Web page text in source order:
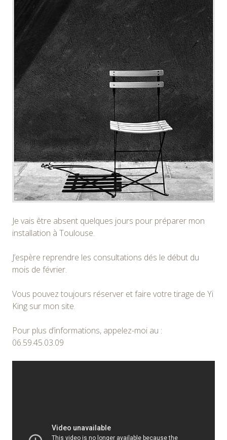
Je vais être absent quelques jours pour préparer mon
installation à Toulouse.
J’espère reprendre les consultations dés le début du
mois de février.
Vous pouvez toujours réserver et faire votre tirage de Yi
King sur mon site.
Pour plus d’informations, appelez-moi au :
06.59.45.03.09